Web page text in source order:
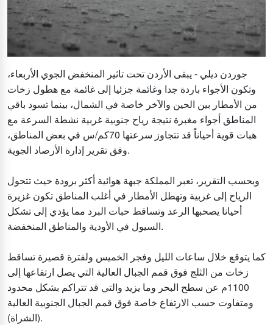
جوردن ديلي - يبقى الأردن تحت تاثير المنخفض الجوي الأربعاء،
وتكون الأجواء باردة جدا وغائمة جزئيا إلى غائمة مع هطول زخات
من الأمطار بين الحين والآخر خاصة في الشمال، بينما تسود باقي
المناطق أجواء مغبرة نتيجة رياح جنوبية غربية نشطة السرعة مع
هبات قوية أحياناً قد تتجاوز سرعتها 70كم/س في بعض المناطق،
وفق تقرير إدارة الأرصاد الجوية.
وبحسب التقرير، تعبر المملكة جبهة هوائية أكثر برودة حيث تتحول
الرياح إلى غربية وتهطل الأمطار في أغلب المناطق تكون غزيرة
أحيانا يصحبها الرعد وتساقط حبات البرد مما يؤدي إلى تشكل
السيول في الأودية والمناطق المنخفضة.
كما يتوقع خلال ساعات الليل وفجر الخميس ولفترة قصيرة تساقط
زخات من الثلج فوق قمم الجبال العالية التي يصل ارتفاعها إلى
1100م عن سطح البحر وما يزيد والتي قد تتراكم بشكل محدود
ومتفاوت حسب الارتفاع خاصة فوق قمم الجبال الجنوبية العالية
(الشراة).